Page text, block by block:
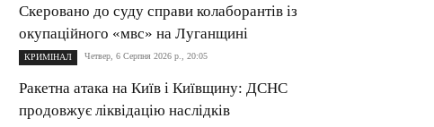
Скеровано до суду справи колаборантів із
окупаційного «мвс» на Луганщині
КРИМІНАЛ Четвер, 6 Серпня 2026 р., 20:05
Ракетна атака на Київ і Київщину: ДСНС
продовжує ліквідацію наслідків